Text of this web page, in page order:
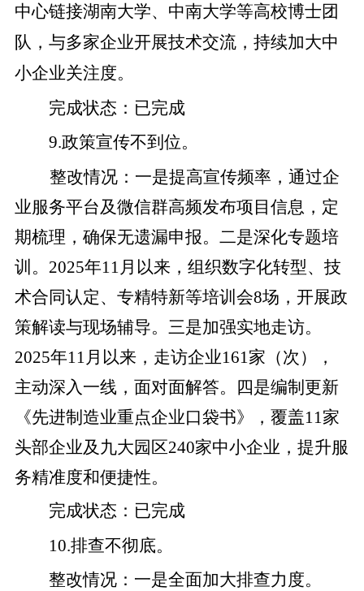
中心链接湖南大学、中南大学等高校博士团
队，与多家企业开展技术交流，持续加大中
小企业关注度。
完成状态 ： 已完成
9.政策宣传不到位。
整改情况： 一是提高宣传频率，通过企
业服务平台及微信群高频发布项目信息，定
期梳理，确保无遗漏申报。 二是深化专题培
训。 2025年11 月以来，组织数字化转型、技
术合同认定、专精特新等培训会8场，开展政
策解读与现场辅导。 三是加强实地走访。
2025年11 月以来，走访企业1 61 家（次），
主动深入一线，面对面解答。 四是编制更新
《先进制造业重点企业口袋书》，覆盖11 家
头部企业及九大园区240家中小企业，提升服
务精准度和便捷性。
完成状态 ： 已完成
10.排查不彻底。
整改情况： 一是全面加大排查力度。